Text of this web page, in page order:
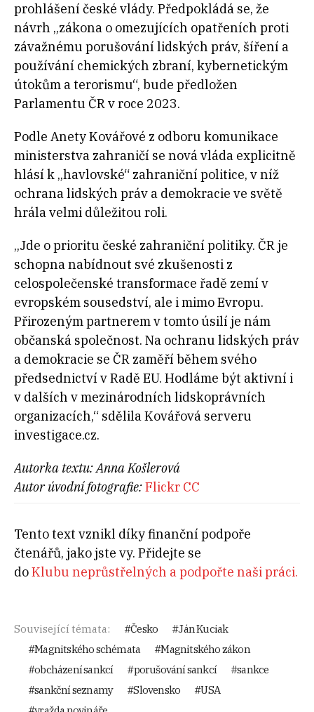
prohlášení české vlády. Předpokládá se, že
návrh „zákona o omezujících opatřeních proti
závažnému porušování lidských práv, šíření a
používání chemických zbraní, kybernetickým
útokům a terorismu“, bude předložen
Parlamentu ČR v roce 2023.
Podle Anety Kovářové z odboru komunikace
ministerstva zahraničí se nová vláda explicitně
hlásí k „havlovské“ zahraniční politice, v níž
ochrana lidských práv a demokracie ve světě
hrála velmi důležitou roli.
„Jde o prioritu české zahraniční politiky. ČR je
schopna nabídnout své zkušenosti z
celospolečenské transformace řadě zemí v
evropském sousedství, ale i mimo Evropu.
Přirozeným partnerem v tomto úsilí je nám
občanská společnost. Na ochranu lidských práv
a demokracie se ČR zaměří během svého
předsednictví v Radě EU. Hodláme být aktivní i
v dalších v mezinárodních lidskoprávních
organizacích,“ sdělila Kovářová serveru
investigace.cz.
Autorka textu: Anna Košlerová
Autor úvodní fotografie:Flickr CC
Tento text vznikl díky finanční podpoře
čtenářů, jako jste vy. Přidejte se
doKlubu neprůstřelných a podpořte naši práci.
Související témata: Česko
Ján Kuciak
Magnitského schémata
Magnitského zákon
obcházení sankcí
porušování sankcí
sankce
sankční seznamy
Slovensko
USA